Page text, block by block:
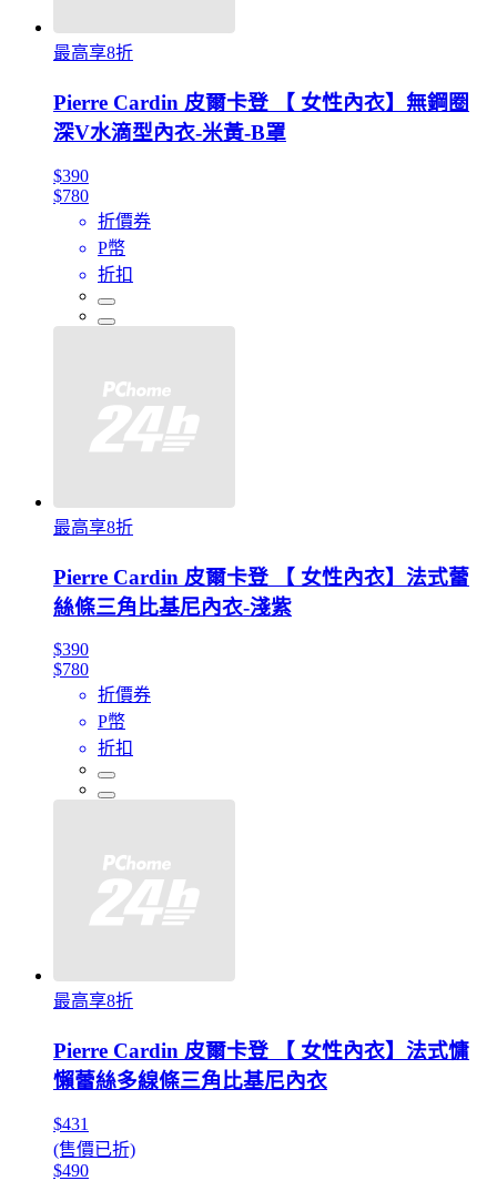
最高享8折
Pierre Cardin 皮爾卡登 【 女性內衣】無鋼圈
深V水滴型內衣-米黃-B罩
$390
$780
折價券
P幣
折扣
最高享8折
Pierre Cardin 皮爾卡登 【 女性內衣】法式蕾
絲條三角比基尼內衣-淺紫
$390
$780
折價券
P幣
折扣
最高享8折
Pierre Cardin 皮爾卡登 【 女性內衣】法式慵
懶蕾絲多線條三角比基尼內衣
$431
(售價已折)
$490